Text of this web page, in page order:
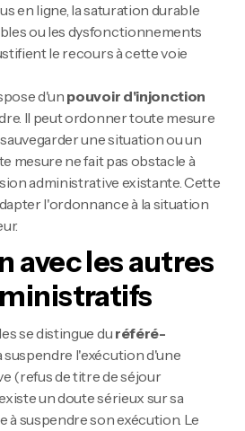
en ligne, la saturation durable
ou les dysfonctionnements
le recours à cette voie
d'un pouvoir d'injonction
Il peut ordonner toute mesure
une situation ou un
mesure ne fait pas obstacle à
administrative existante. Cette
l'ordonnance à la situation
avec les autres
se distingue du référé-
suspendre l'exécution d'une
(refus de titre de séjour
un doute sérieux sur sa
à suspendre son exécution. Le